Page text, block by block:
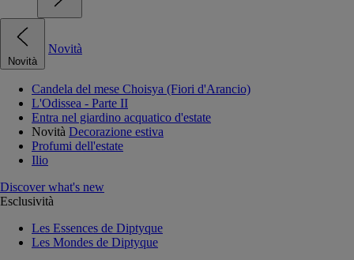
Novità
Novità
Candela del mese Choisya (Fiori d'Arancio)
L'Odissea - Parte II
Entra nel giardino acquatico d'estate
Novità Decorazione estiva
Profumi dell'estate
Ilio
Discover what's new
Esclusività
Les Essences de Diptyque
Les Mondes de Diptyque